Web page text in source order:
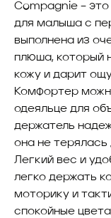
Compagnie –
для малыша с
выполнена из
плюша, который
кожу и дарит
Комфортер
одеяльце для
держатель
она не терялась
Легкий вес и
легко держать
моторику и
спокойные